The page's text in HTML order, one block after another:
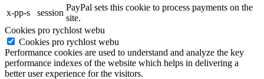
x-pp-s
session
PayPal sets this cookie to process payments on the
site.
Cookies pro rychlost webu
Cookies pro rychlost webu
Performance cookies are used to understand and analyze the key
performance indexes of the website which helps in delivering a
better user experience for the visitors.